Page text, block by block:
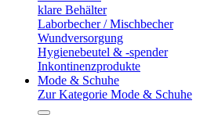
klare Behälter
Laborbecher / Mischbecher
Wundversorgung
Hygienebeutel & -spender
Inkontinenzprodukte
Mode & Schuhe
Zur Kategorie Mode & Schuhe